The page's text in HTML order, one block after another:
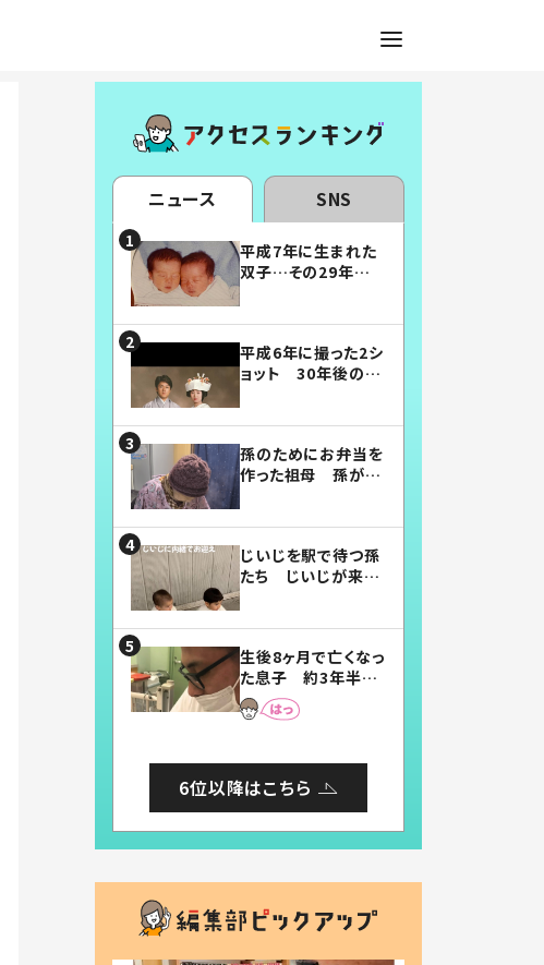
ニュース SNS
平成7年に生まれた
双子…その29年後
平成6年に撮った2シ
ョット 30年後の姿
孫のためにお弁当を
作った祖母 孫が絶
じいじを駅で待つ孫
たち じいじが来た
まらない」「幸せにな
れる」
生後8ヶ月で亡くなっ
た息子 約3年半
後、当時の妻の日記
に書いてあった本音
6位以降はこちら